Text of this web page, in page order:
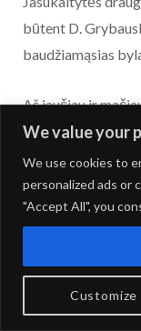
We value your
We use cookies to
personalized ads or
"Accept All", you
Customize
būtent D.
baudžiamąsias
Aš jaučiau ir
susidoroti. Aš
pirmininkas N.
Prezidentūros ir
Tegul tai būna ant